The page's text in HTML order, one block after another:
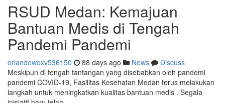
RSUD Medan: Kemajuan
Bantuan Medis di Tengah
Pandemi Pandemi
orlandowoxv536150 88 days ago News
Discuss
Meskipun di tengah tantangan yang disebabkan oleh pandemi
pandemi COVID-19, Fasilitas Kesehatan Medan terus melakukan
langkah untuk meningkatkan kualitas bantuan medis . Segala